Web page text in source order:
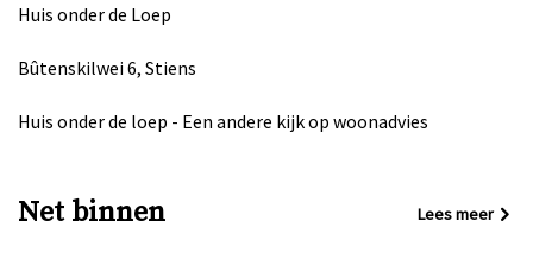
Huis onder de Loep
Bûtenskilwei 6, Stiens
Huis onder de loep - Een andere kijk op woonadvies
Net binnen Lees meer